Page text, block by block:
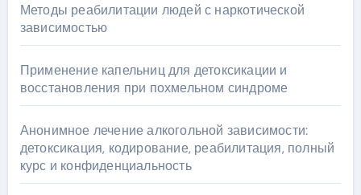
Методы реабилитации людей с наркотической
зависимостью
Применение капельниц для детоксикации и
восстановления при похмельном синдроме
Анонимное лечение алкогольной зависимости:
детоксикация, кодирование, реабилитация, полный
курс и конфиденциальность